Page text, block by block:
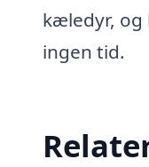
kæledyr, og
ingen tid.